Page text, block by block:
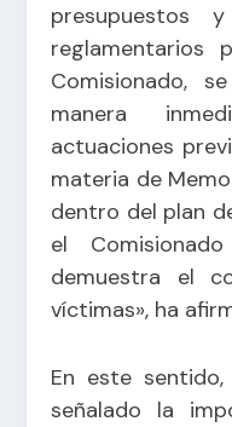
presupuestos
reglamentarios
Comisionado,
manera
actuaciones
materia de
dentro del plan
el
demuestra el
víctimas», ha
En este
señalado la